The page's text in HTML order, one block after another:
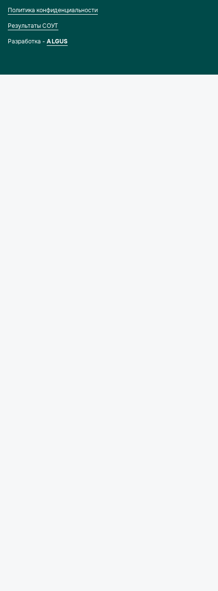
Политика конфиденциальности
Результаты СОУТ
Разработка -ALGUS